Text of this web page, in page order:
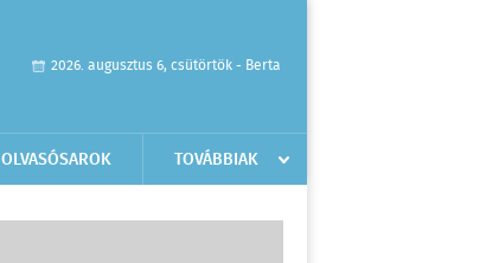
2026. augusztus 6, csütörtök - Berta
OLVASÓSAROK TOVÁBBIAK